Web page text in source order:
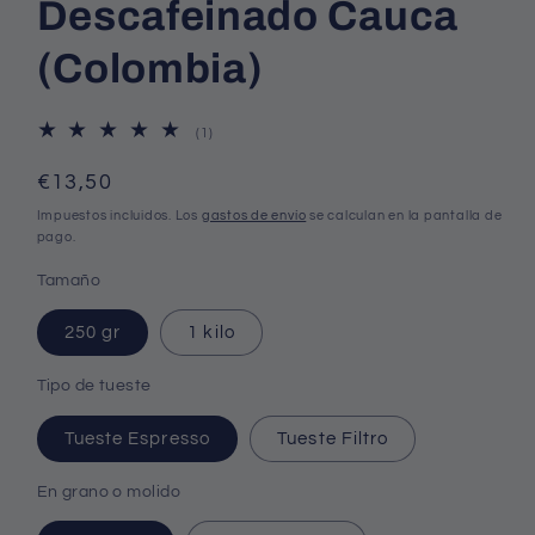
Descafeinado Cauca
(Colombia)
(1)
Precio
habitual
€13,50
Impuestos incluidos. Los gastos de envío se calculan en la pantalla de
pago.
Tamaño
250 gr 1 kilo
Tipo de tueste
Tueste Espresso Tueste Filtro
En grano o molido